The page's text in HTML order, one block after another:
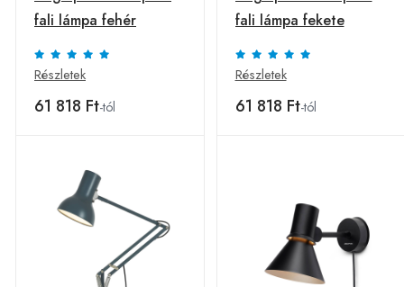
fali lámpa fehér
Részletek
61 818 Ft-tól
fali lámpa fekete
Részletek
61 818 Ft-tól